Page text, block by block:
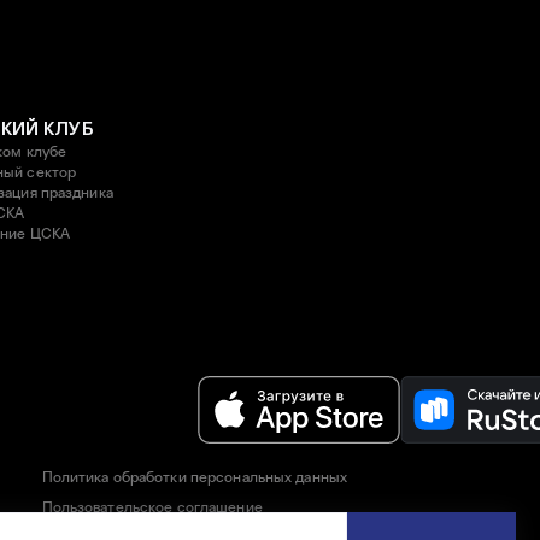
КЛУБ
клубе
сектор
праздника
ЦСКА
Политика обработки персональных данных
Пользовательское соглашение